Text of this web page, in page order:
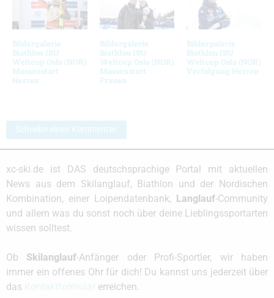
Bildergalerie
Biathlon IBU
Weltcup Oslo (NOR)
Massenstart
Herren
Bildergalerie
Biathlon IBU
Weltcup Oslo (NOR)
Massenstart
Frauen
Bildergalerie
Biathlon IBU
Weltcup Oslo (NOR)
Verfolgung Herren
Schreibe einen Kommentar
xc-ski.de ist DAS deutschsprachige Portal mit aktuellen
News aus dem Skilanglauf, Biathlon und der Nordischen
Kombination, einer Loipendatenbank,
Langlauf-Community
und allem was du sonst noch über deine Lieblingssportarten
wissen solltest.
Ob Skilanglauf-Anfänger oder Profi-Sportler, wir haben
immer ein offenes Ohr für dich! Du kannst uns jederzeit über
das
erreichen.